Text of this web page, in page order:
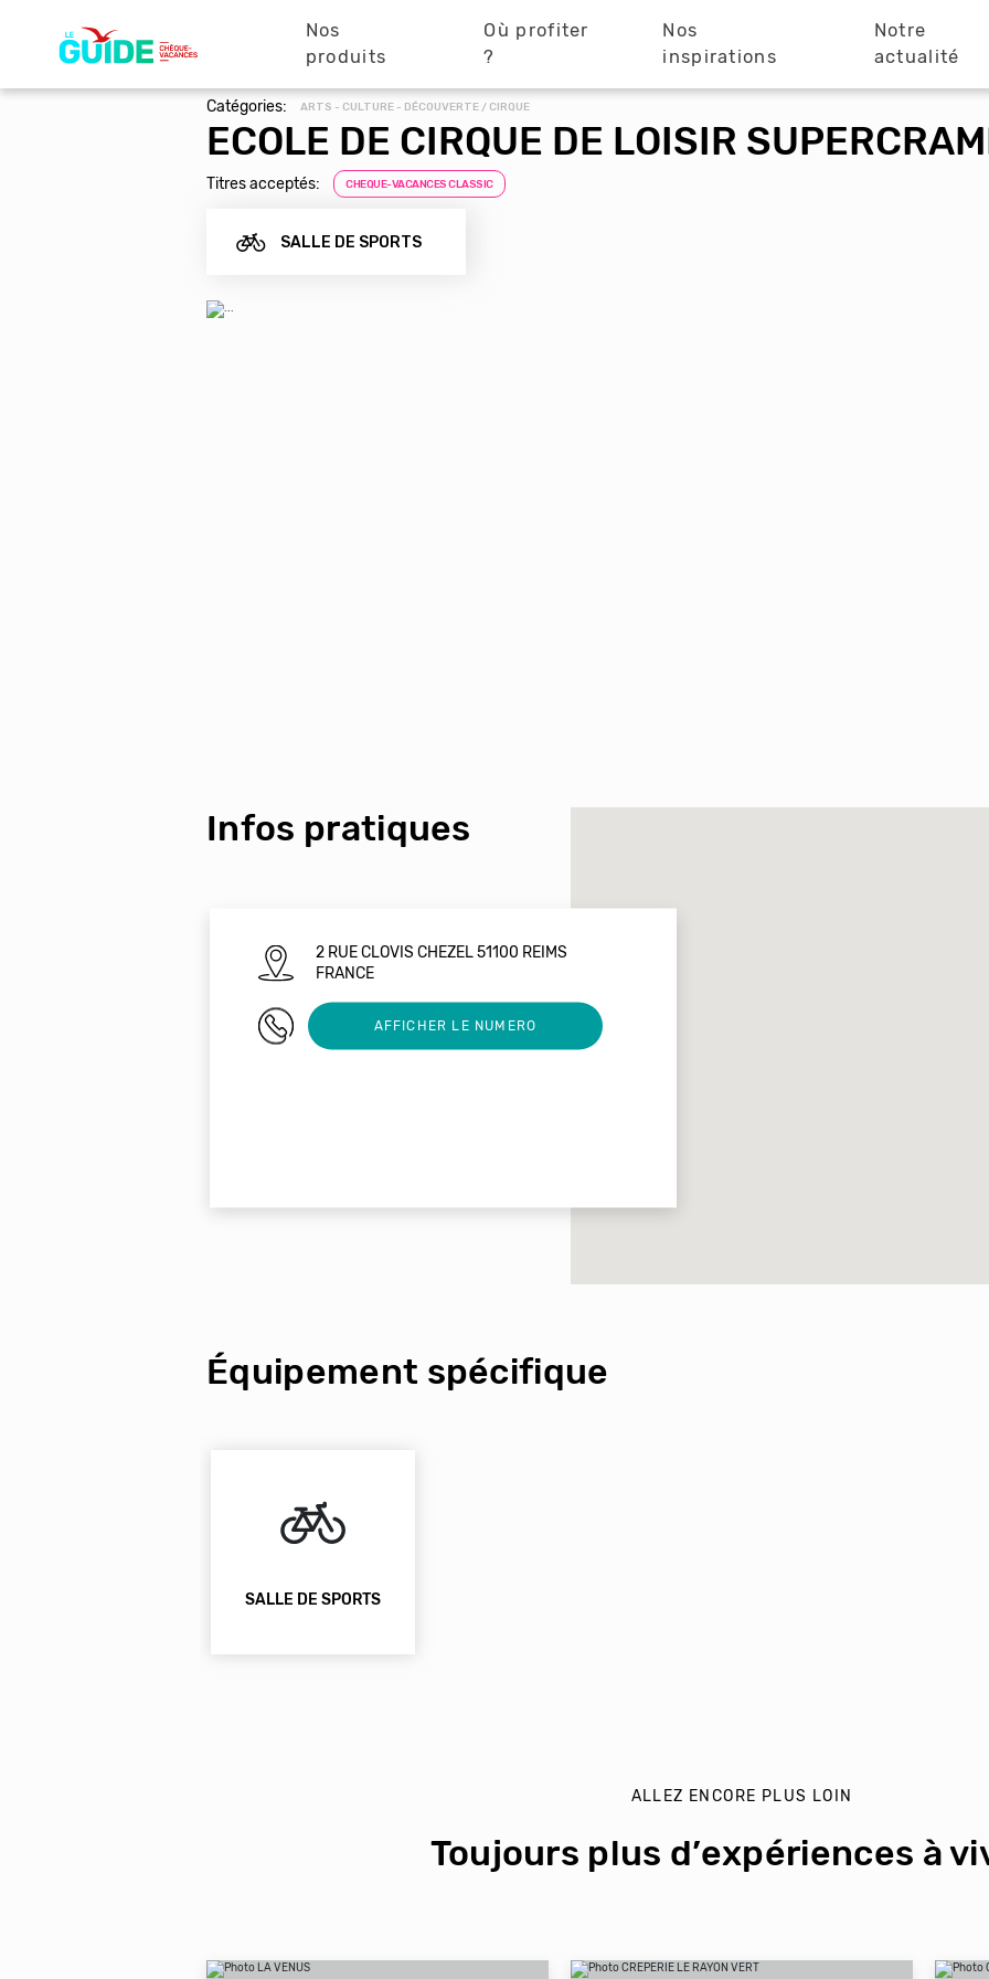
principale
Nos
produits
Où profiter
?
Nos
inspirations
Notre
actualité
Catégories: ARTS - CULTURE - DÉCOUVERTE / CIRQUE
ECOLE DE CIRQUE DE LOISIR
Titres acceptés: CHEQUE-VACANCES CLASSIC
SALLE DE SPORTS
Infos pratiques
2 RUE CLOVIS CHEZEL 51100 REIMS
FRANCE
03 26 86 05 72AFFICHER LE NUMERO
Équipement spécifique
SALLE DE SPORTS
ALLEZ ENCORE PLUS LOIN
Toujours plus d’expériences à